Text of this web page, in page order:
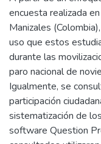
encuesta realizada
Manizales
uso que estos
durante las
paro nacional de
Igualmente, se
participación
sistematización de
software Question